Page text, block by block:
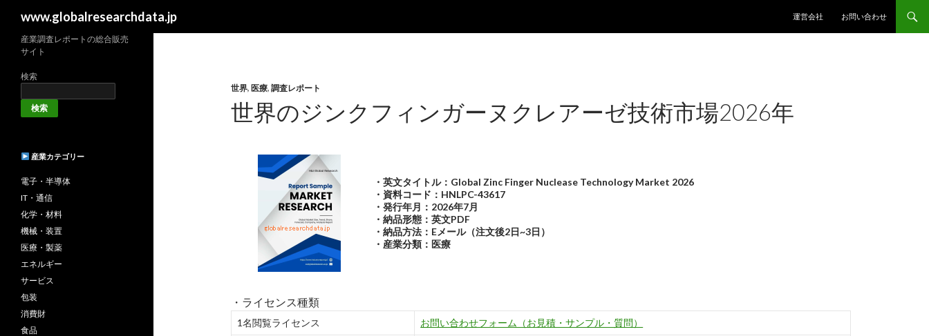
www.globalresearchdata.jp
運営会社
お問い合わせ
世界, 医療,調査レポート
世界のジンクフィンガーヌクレアーゼ技術市場2026年
・英文タイトル：Global Zinc Finger Nuclease Technology Market 2026
・資料コード：HNLPC-43617
・発行年月：2026年7月
・納品形態：英文PDF
・納品方法：Eメール（注文後2日~3日）
・産業分類：医療
・ライセンス種類
1名閲覧ライセンス お問い合わせフォーム（お見積・サンプル・質問）
産業調査レポートの総合販売
サイト
検索
検索
産業カテゴリー
電子・半導体
IT・通信
化学・材料
機械・装置
医療・製薬
エネルギー
サービス
包装
消費財
食品